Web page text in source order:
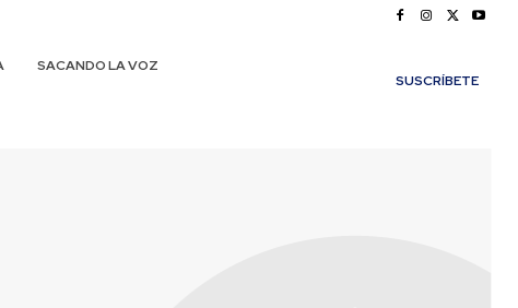
SACANDO LA VOZ
SUSCRÍBETE